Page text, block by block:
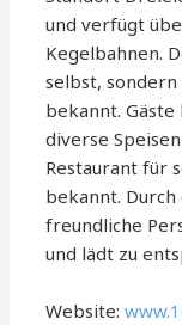
und verfügt
Kegelbahnen.
selbst,
bekannt.
diverse
Restaurant für
bekannt.
freundliche
und lädt zu
Website: